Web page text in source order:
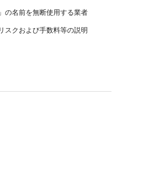
の名前を無断使用する業者
スクおよび手数料等の説明